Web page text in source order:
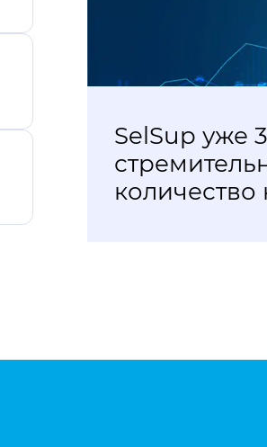
уже 3 года
стремительный рост
количество клиентов